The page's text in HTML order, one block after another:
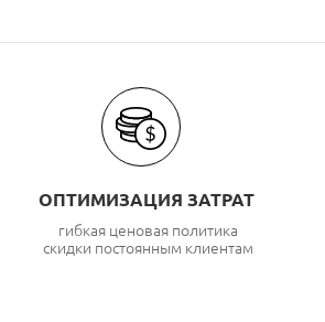
ОПТИМИЗАЦИЯ ЗАТРАТ
гибкая ценовая политика
скидки постоянным клиентам